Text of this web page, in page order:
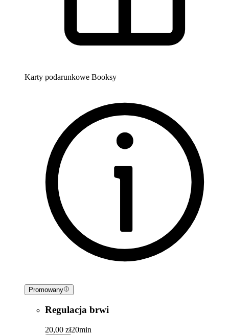
Karty podarunkowe Booksy
Promowany
Regulacja brwi
20,00 zł20min